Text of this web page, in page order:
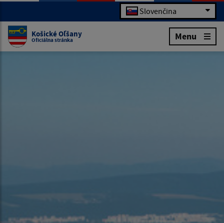
Slovenčina
Košické Oľšany
Oficiálna stránka Menu